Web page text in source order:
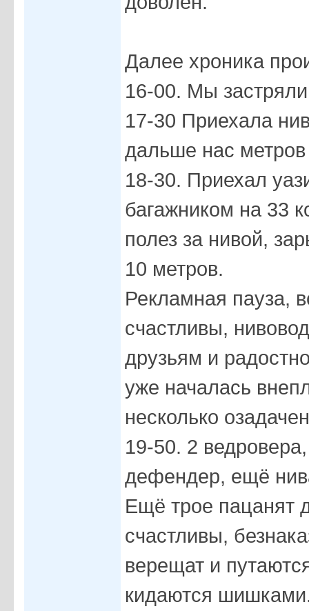
Далее хроника
16-00. Мы застряли
17-30 Приехала
дальше нас
18-30. Приехал
багажником на 33
полез за нивой,
10 метров.
Рекламная пауза,
счастливы,
друзьям и
уже началась
несколько
19-50. 2
дефендер, ещё
Ещё трое пацанят
счастливы,
верещат и
кидаются